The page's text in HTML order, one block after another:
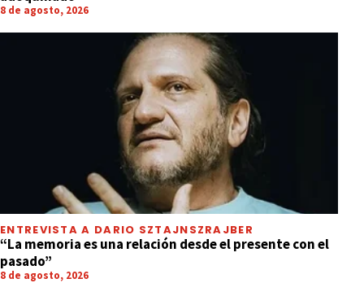
8 de agosto, 2026
ENTREVISTA A DARIO SZTAJNSZRAJBER
“La memoria es una relación desde el presente con el
pasado”
8 de agosto, 2026